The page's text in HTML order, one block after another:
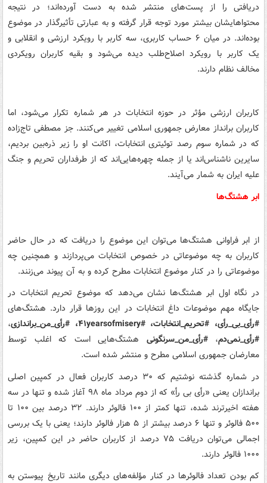
دریافتی را از پست‌های منتشر شده به دست آورده‌اند؛ در نتیجه
محتواهایشان بیشتر مورد توجه قرار گرفته و به عبارتی تأثیرگذار در موضوع
بوده‌اند. در میان ۶ حساب کاربری، سه کاربر با رویکرد ارزشی و انقلابی و
یک کاربر با رویکرد اصلاح‌طلب دیده می‌شود و بقیه کاربران رویکردی
مخالف نظام دارند.
کاربران ارزشی مؤثر در حوزه انتخابات در هر شماره تکرار می‌شود، اما
کاربران برانداز معارض جمهوری اسلامی تغییر می‌کنند. جز مصطفی تاج‌زاده
که در شماره سوم رصد توئیتری انتخابات، اکانت او را زیر ذره‌بین بردیم،
سایرین ناشناس‌اند یا از جمله چهره‌هایی‌اند که از طرفداران تحریم و جنگ
علیه ایران به شمار می‌آیند.
ابر هشتگ‌ها
از ابر فراوانی هشتگ‌ها می‌توان این موضوع را دریافت که در حال حاضر
کاربران به چه موضوعاتی در خصوص انتخابات می‌پردازند و همچنین چه
موضوعاتی را در کنار موضوع انتخابات مطرح کرده و به آن پیوند می‌زنند.
در نگاه اول ابر هشتگ‌ها نشان می‌دهد که موضوع تحریم انتخابات در
جایگاه مهم موضوعات داغ انتخابات در این روزها قرار دارد. هشتگ‌های
#رأی_بی_رأی، #تحریم_انتخابات،#۴۱yearsofmisery ، #رأی_من_براندازی،
#رأی_نمی‌دم،#رأی_من_سرنگونی هشتگ‌هایی است که اغلب توسط
معارضان جمهوری اسلامی مطرح و منتشر شده است.
در شماره گذشته نوشتیم که ۳۰ درصد کاربران فعال در کمپین اصلی
براندازان یعنی «رأی بی رأِ» که از دوم مرداد ماه ۹۸ آغاز شده و تنها در سه
هفته اخیرترند شده، تنها کمتر از ۱۰۰ فالوئر دارند. ۳۲ درصد بین ۱۰۰ تا
۵۰۰ فالوئر و تنها ۶ درصد بیشتر از ۵ هزار فالوئر دارند؛ یعنی با یک بررسی
اجمالی می‌توان دریافت ۷۵ درصد از کاربران حاضر در این کمپین، زیر
۱۰۰۰ فالوئر دارند.
کم بودن تعداد فالوئرها در کنار مؤلفه‌های دیگری مانند تاریخ پیوستن به